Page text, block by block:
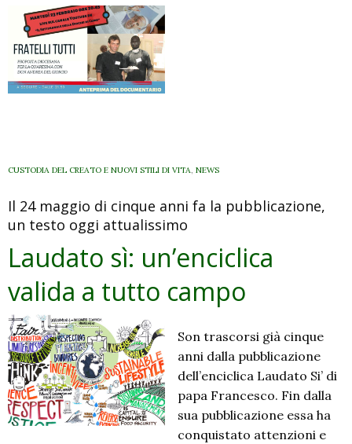
CUSTODIA DEL CREATO E NUOVI STILI DI VITA, NEWS
Il 24 maggio di cinque anni fa la pubblicazione,
un testo oggi attualissimo
Laudato sì: un’enciclica
valida a tutto campo
Son trascorsi già cinque
anni dalla pubblicazione
dell’enciclica Laudato Si’ di
papa Francesco. Fin dalla
sua pubblicazione essa ha
conquistato attenzioni e